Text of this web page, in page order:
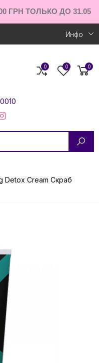
ГРН ТОЛЬКО ДО 31.05
Инфо
0 0 0
Detox Cream Скраб